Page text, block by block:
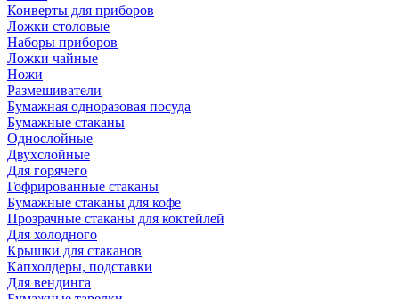
Конверты для приборов
Ложки столовые
Наборы приборов
Ложки чайные
Ножи
Размешиватели
Бумажная одноразовая посуда
Бумажные стаканы
Однослойные
Двухслойные
Для горячего
Гофрированные стаканы
Бумажные стаканы для кофе
Прозрачные стаканы для коктейлей
Для холодного
Крышки для стаканов
Капхолдеры, подставки
Для вендинга